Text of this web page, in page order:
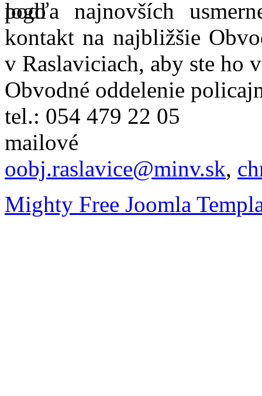
podľa najnovších
kontakt na najbližšie
v Raslaviciach, aby ste ho
Obvodné oddelenie
tel.: 054 479 22 05
oobj.raslavice@minv.sk,
Mighty Free Joomla